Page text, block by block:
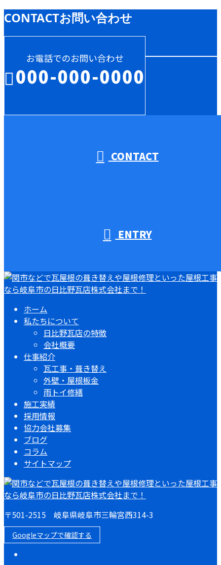
CONTACTお問い合わせ
お電話でのお問い合わせ
000-000-0000
CONTACT
ENTRY
ホーム
私たちについて
日比野瓦店の特徴
会社概要
仕事紹介
瓦工事・葺き替え
外壁・屋根板金
雨トイ修繕
施工実績
採用情報
協力会社募集
ブログ
コラム
サイトマップ
〒501-2515 岐阜県岐阜市三輪宮西314-3
Googleマップで確認する